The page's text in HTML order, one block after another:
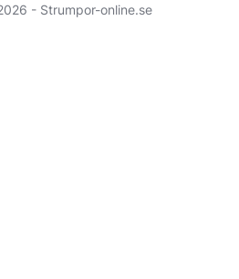
- Strumpor-online.se